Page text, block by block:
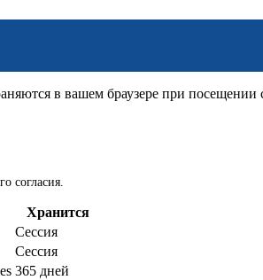
в вашем браузере при посещении
согласия.
Хранится
Сессия
Сессия
365 дней